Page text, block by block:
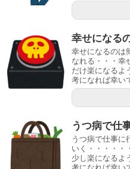
幸せになる
幸せになるのは
なれる・・・幸
だけ楽になるよ
考になれば幸い
うつ病で仕
うつ病で仕事に
いく・・・・・
少し楽になるよ